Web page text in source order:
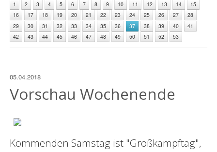
1 2 3 4 5 6 7 8 9 10 11 12 13 14
15
16
17 18 19 20 21 22 23 24 25 26 27
28
29
30 31 32 33 34 35 36 37 38 39 40
41
42
43 44 45 46 47 48 49 50 51 52 53
05.04.2018
Vorschau Wochenende
Kommenden Samstag ist "Großkampftag",